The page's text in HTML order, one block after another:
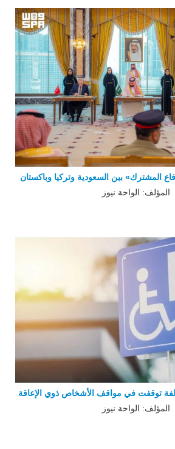
المشترك» بين السعودية وتركيا وباكستان
المؤلف: الواحة نيوز
المؤلف: الواحة نيوز